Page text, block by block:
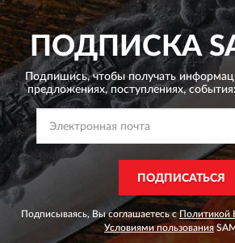
ПОДПИСКА
Подпишись, чтобы получать
предложениях, поступлениях,
ПОДПИСАТЬСЯ
Подписываясь, Вы соглашаетесь сПолитикой
Условиями пользования